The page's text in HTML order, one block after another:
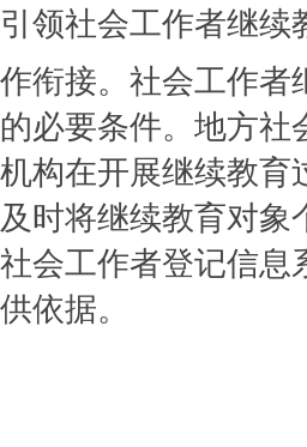
领社会工作者继续
作衔接。社会工作
必要条件。地方
构在开展继续教
时将继续教育对
会工作者登记信
依据。